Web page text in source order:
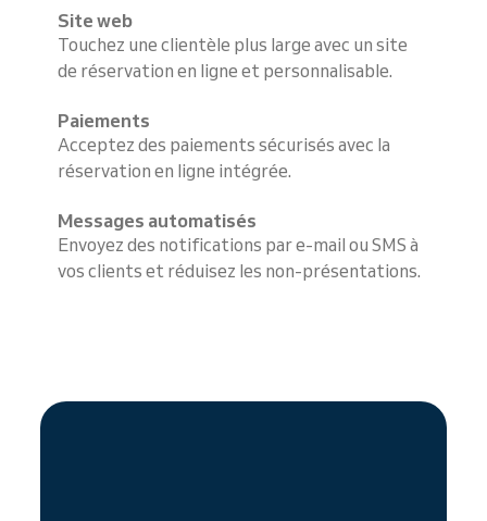
Site web
Touchez une clientèle plus large avec un site
de réservation en ligne et personnalisable.
Paiements
Acceptez des paiements sécurisés avec la
réservation en ligne intégrée.
Messages automatisés
Envoyez des notifications par e-mail ou SMS à
vos clients et réduisez les non-présentations.